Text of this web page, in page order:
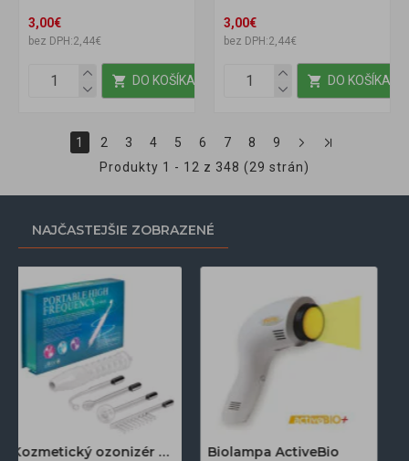
3,00€
bez DPH:2,44€
DO KOŠÍKA
3,00€
bez DPH:2,44€
DO KOŠÍKA
1 2 3 4 5 6 7 8
9
Produkty 1 - 12 z 348 (29 strán)
NAJČASTEJŠIE ZOBRAZENÉ
Biolampa ActiveBio